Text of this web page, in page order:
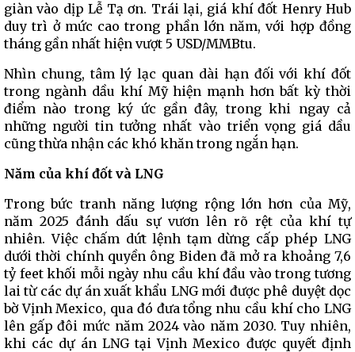
giàn vào dịp Lễ Tạ ơn. Trái lại, giá khí đốt Henry Hub
duy trì ở mức cao trong phần lớn năm, với hợp đồng
tháng gần nhất hiện vượt 5 USD/MMBtu.
Nhìn chung, tâm lý lạc quan dài hạn đối với khí đốt
trong ngành dầu khí Mỹ hiện mạnh hơn bất kỳ thời
điểm nào trong ký ức gần đây, trong khi ngay cả
những người tin tưởng nhất vào triển vọng giá dầu
cũng thừa nhận các khó khăn trong ngắn hạn.
Năm của khí đốt và LNG
Trong bức tranh năng lượng rộng lớn hơn của Mỹ,
năm 2025 đánh dấu sự vươn lên rõ rệt của khí tự
nhiên. Việc chấm dứt lệnh tạm dừng cấp phép LNG
dưới thời chính quyền ông Biden đã mở ra khoảng 7,6
tỷ feet khối mỗi ngày nhu cầu khí đầu vào trong tương
lai từ các dự án xuất khẩu LNG mới được phê duyệt dọc
bờ Vịnh Mexico, qua đó đưa tổng nhu cầu khí cho LNG
lên gấp đôi mức năm 2024 vào năm 2030. Tuy nhiên,
khi các dự án LNG tại Vịnh Mexico được quyết định